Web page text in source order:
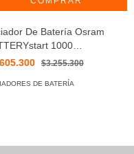
De Batería Osram
1000
$3.255.300
DE BATERÍA